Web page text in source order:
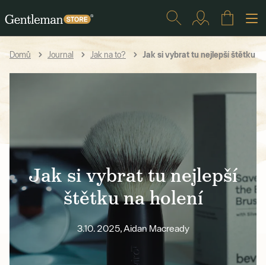
Domů Journal Jak na to? Jak si vybrat tu nejlepší štětku
Jak si vybrat tu nejlepší
štětku na holení
3.10. 2025, Aidan Macready